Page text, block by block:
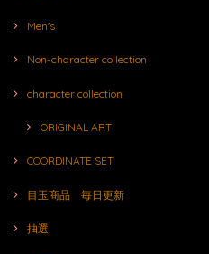
Men's
Non-character collection
character collection
ORIGINAL ART
COORDINATE SET
目玉商品 毎日更新
抽選